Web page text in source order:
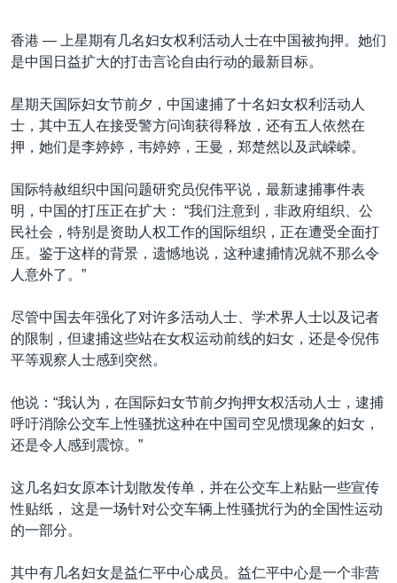
美国之音专访
重要讲话与声明
台海两岸关系
南中国海争端
关注新疆
GEN Z 看美国
其他语言网站
香港 —
上星期有几名妇女权利活动人士在中国被拘押。她们
是中国日益扩大的打击言论自由行动的最新目标。
星期天国际妇女节前夕，中国逮捕了十名妇女权利活动人
士，其中五人在接受警方问询获得释放，还有五人依然在
押，她们是李婷婷，韦婷婷，王曼，郑楚然以及武嵘嵘。
国际特赦组织中国问题研究员倪伟平说，最新逮捕事件表
明，中国的打压正在扩大： “我们注意到，非政府组织、公
民社会，特别是资助人权工作的国际组织，正在遭受全面打
压。鉴于这样的背景，遗憾地说，这种逮捕情况就不那么令
人意外了。”
尽管中国去年强化了对许多活动人士、学术界人士以及记者
的限制，但逮捕这些站在女权运动前线的妇女，还是令倪伟
平等观察人士感到突然。
他说：“我认为，在国际妇女节前夕拘押女权活动人士，逮捕
呼吁消除公交车上性骚扰这种在中国司空见惯现象的妇女，
还是令人感到震惊。”
这几名妇女原本计划散发传单，并在公交车上粘贴一些宣传
性贴纸， 这是一场针对公交车辆上性骚扰行为的全国性运动
的一部分。
其中有几名妇女是益仁平中心成员。益仁平中心是一个非营